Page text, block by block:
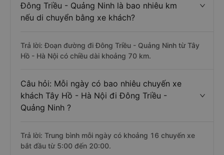
Đông Triều - Quảng Ninh là bao nhiêu km
nếu di chuyển bằng xe khách?
Trả lời: Đoạn đường đi Đông Triều - Quảng Ninh từ Tây
Hồ - Hà Nội có chiều dài khoảng 70 km.
Câu hỏi: Mỗi ngày có bao nhiêu chuyến xe
khách Tây Hồ - Hà Nội đi Đông Triều -
Quảng Ninh ?
Trả lời: Trung bình mỗi ngày có khoảng 16 chuyến xe
bắt đầu từ 5:00 đến 20:00.